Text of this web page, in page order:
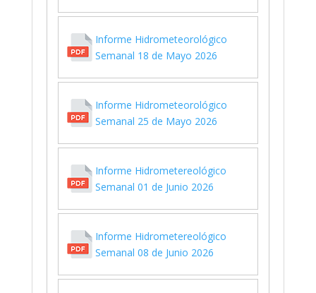
Informe Hidrometeorológico
Semanal 18 de Mayo 2026
Informe Hidrometeorológico
Semanal 25 de Mayo 2026
Informe Hidrometereológico
Semanal 01 de Junio 2026
Informe Hidrometereológico
Semanal 08 de Junio 2026